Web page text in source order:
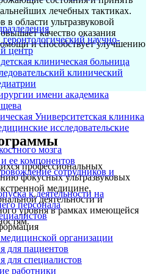
научно-
центр
клиническая больница
клинический
имени академика
Университетская клиника
исследовательские
мозга
ее компонентов
сотрудников и
к деятельности на
персонала
организации
для пациентов
для специалистов
работники
лечебных тактиках.
области ультразвуковой
качество оказания
и способствует улучшению
профессиональных
фокусных ультразвуковых
медицине,
деятельности и
уровня в рамках имеющейся